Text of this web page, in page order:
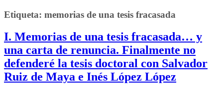
Etiqueta: memorias de una tesis fracasada
I. Memorias de una tesis fracasada… y
una carta de renuncia. Finalmente no
defenderé la tesis doctoral con Salvador
Ruiz de Maya e Inés López López